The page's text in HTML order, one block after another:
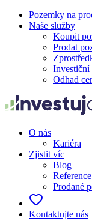
Pozemky na
Naše služby
Koupit
Prodat
Investiční
Odhad
O nás
Kariéra
Zjistit víc
Blog
Reference
Prodané
Kontaktujte nás